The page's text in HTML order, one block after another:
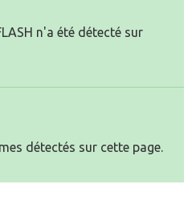
n'a été détecté sur
détectés sur cette page.